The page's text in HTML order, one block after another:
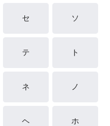
セ ソ
テ ト
ネ ノ
ヘ ホ